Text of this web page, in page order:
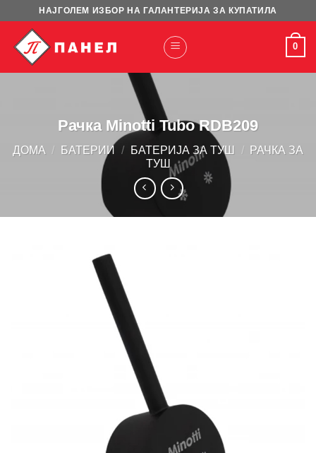
content
НАЈГОЛЕМ ИЗБОР НА ГАЛАНТЕРИЈА ЗА КУПАТИЛА
0
Рачка Minotti Tubo RDB209
ДОМА / БАТЕРИИ / БАТЕРИЈА ЗА ТУШ /
РАЧКА ЗА
ТУШ